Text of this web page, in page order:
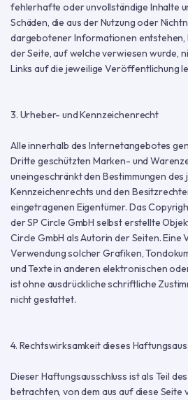
fehlerhafte oder unvollständige Inhalte
Schäden, die aus der Nutzung oder
dargebotener Informationen
der Seite, auf welche verwiesen wurde,
Links auf die jeweilige Veröffentlichung
3. Urheber- und Kennzeichenrecht
Alle innerhalb des Internetangebotes
Dritte geschützten Marken- und
uneingeschränkt den Bestimmungen des
Kennzeichenrechts und den
eingetragenen Eigentümer. Das
der SP Circle GmbH selbst erstellte
Circle GmbH als Autorin der Seiten.
Verwendung solcher Grafiken,
und Texte in anderen elektronischen
ist ohne ausdrückliche schriftliche
nicht gestattet.
4. Rechtswirksamkeit dieses
Dieser Haftungsausschluss ist als Teil
betrachten, von dem aus auf diese